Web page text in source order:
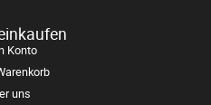
Konto
uns